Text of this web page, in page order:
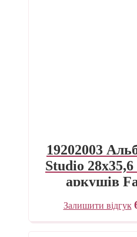
19202003
Studio
аркушів
Залишити відгук